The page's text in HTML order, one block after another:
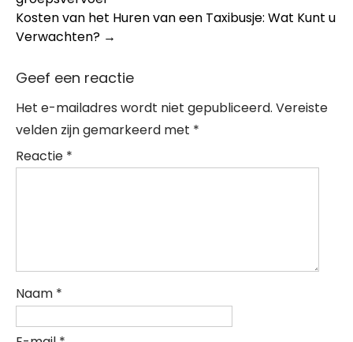
navigation
Kosten van het Huren van een Taxibusje: Wat Kunt u
Verwachten? →
Geef een reactie
Het e-mailadres wordt niet gepubliceerd. Vereiste
velden zijn gemarkeerd met *
Reactie *
Naam *